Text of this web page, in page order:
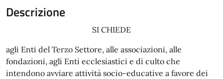
Descrizione
SI CHIEDE
agli Enti del Terzo Settore, alle associazioni, alle
fondazioni, agli Enti ecclesiastici e di culto che
intendono avviare attività socio-educative a favore dei